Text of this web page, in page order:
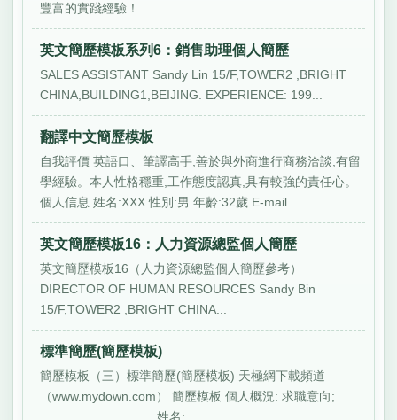
豐富的實踐經驗！...
英文簡歷模板系列6：銷售助理個人簡歷
SALES ASSISTANT Sandy Lin 15/F,TOWER2 ,BRIGHT
CHINA,BUILDING1,BEIJING. EXPERIENCE: 199...
翻譯中文簡歷模板
自我評價 英語口、筆譯高手,善於與外商進行商務洽談,有留
學經驗。本人性格穩重,工作態度認真,具有較強的責任心。
個人信息 姓名:XXX 性別:男 年齡:32歲 E-mail...
英文簡歷模板16：人力資源總監個人簡歷
英文簡歷模板16（人力資源總監個人簡歷參考）
DIRECTOR OF HUMAN RESOURCES Sandy Bin
15/F,TOWER2 ,BRIGHT CHINA...
標準簡歷(簡歷模板)
簡歷模板（三）標準簡歷(簡歷模板) 天極網下載頻道
（www.mydown.com） 簡歷模板 個人概況: 求職意向;
________________ 姓名: ______...